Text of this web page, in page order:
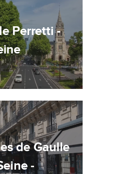
Perretti -
de Gaulle
-